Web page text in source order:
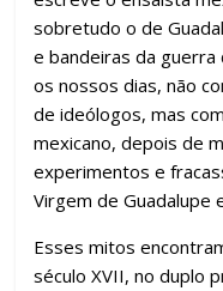
sobretudo o de
e bandeiras da
os nossos dias, não
de ideólogos, mas
mexicano, depois de
experimentos e
Virgem de Guadalupe
Esses mitos
século XVII, no duplo